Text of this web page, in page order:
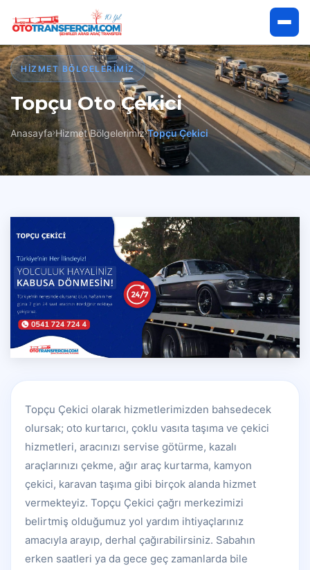
Anasayfa
Hakkımızda
Hizmetlerimiz
Çekici Talep Et
HIZMET BÖLGELERIMIZ
Topçu Oto Çekici
Anasayfa Hizmet Bölgelerimiz Topçu Çekici
Topçu Çekici olarak hizmetlerimizden bahsedecek
olursak; oto kurtarıcı, çoklu vasıta taşıma ve çekici
hizmetleri, aracınızı servise götürme, kazalı
araçlarınızı çekme, ağır araç kurtarma, kamyon
çekici, karavan taşıma gibi birçok alanda hizmet
vermekteyiz. Topçu Çekici çağrı merkezimizi
belirtmiş olduğumuz yol yardım ihtiyaçlarınız
amacıyla arayıp, derhal çağırabilirsiniz. Sabahın
erken saatleri ya da gece geç zamanlarda bile